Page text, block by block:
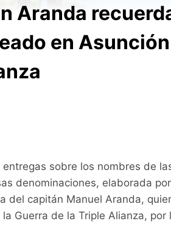
Aranda
en
sobre los nombres de
denominaciones, elaborada
del capitán Manuel Aranda,
Guerra de la Triple Alianza,